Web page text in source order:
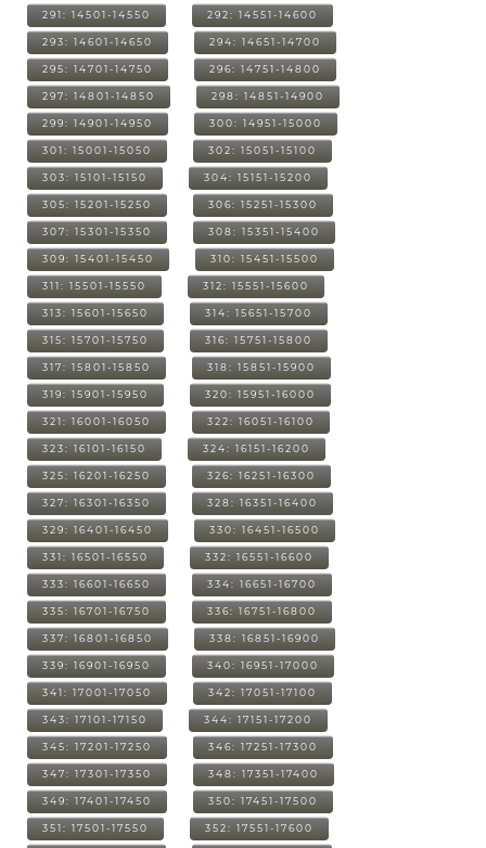
291: 14501-14550 292: 14551-14600
293: 14601-14650 294: 14651-14700
295: 14701-14750 296: 14751-14800
297: 14801-14850 298: 14851-14900
299: 14901-14950 300: 14951-15000
301: 15001-15050 302: 15051-15100
303: 15101-15150 304: 15151-15200
305: 15201-15250 306: 15251-15300
307: 15301-15350 308: 15351-15400
309: 15401-15450 310: 15451-15500
311: 15501-15550 312: 15551-15600
313: 15601-15650 314: 15651-15700
315: 15701-15750 316: 15751-15800
317: 15801-15850 318: 15851-15900
319: 15901-15950 320: 15951-16000
321: 16001-16050 322: 16051-16100
323: 16101-16150 324: 16151-16200
325: 16201-16250 326: 16251-16300
327: 16301-16350 328: 16351-16400
329: 16401-16450 330: 16451-16500
331: 16501-16550 332: 16551-16600
333: 16601-16650 334: 16651-16700
335: 16701-16750 336: 16751-16800
337: 16801-16850 338: 16851-16900
339: 16901-16950 340: 16951-17000
341: 17001-17050 342: 17051-17100
343: 17101-17150 344: 17151-17200
345: 17201-17250 346: 17251-17300
347: 17301-17350 348: 17351-17400
349: 17401-17450 350: 17451-17500
351: 17501-17550 352: 17551-17600